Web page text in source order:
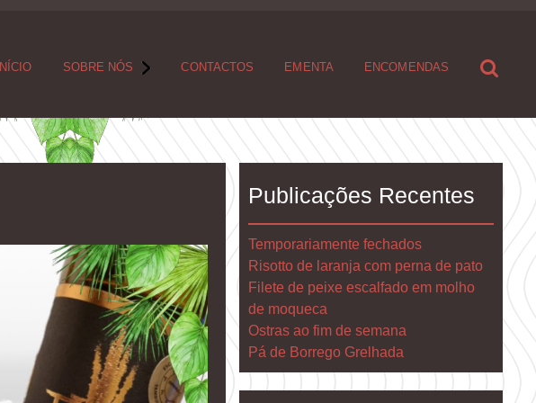
INÍCIO SOBRE NÓS CONTACTOS EMENTA ENCOMENDAS
Publicações Recentes
Temporariamente fechados
Risotto de laranja com perna de pato
Filete de peixe escalfado em molho
de moqueca
Ostras ao fim de semana
Pá de Borrego Grelhada